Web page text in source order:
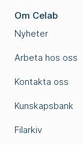
Om Celab
Nyheter
Arbeta hos oss
Kontakta oss
Kunskapsbank
Filarkiv